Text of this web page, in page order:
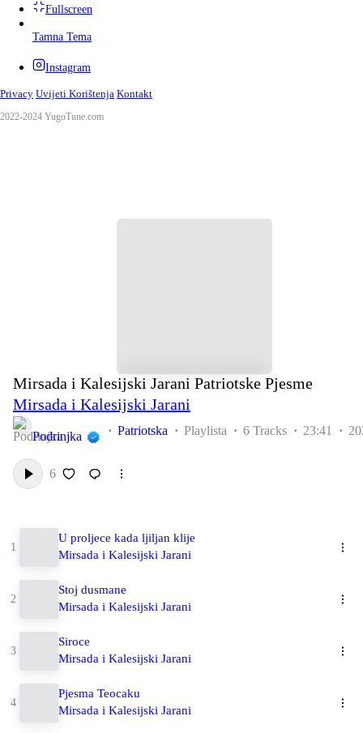
Fullscreen
Tamna Tema
Instagram
Privacy Uvijeti Korištenja Kontakt
2022-2024 YugoTune.com
Mirsada i Kalesijski Jarani Patriotske Pjesme
Mirsada i Kalesijski Jarani
Podrinjka Patriotska Playlista 6 Tracks 23:41
6
U proljece kada ljiljan klije
Mirsada i Kalesijski Jarani
Stoj dusmane
Mirsada i Kalesijski Jarani
Siroce
Mirsada i Kalesijski Jarani
Pjesma Teocaku
Mirsada i Kalesijski Jarani